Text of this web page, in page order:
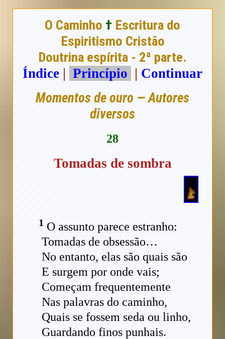
O Caminho † Escritura do
Espiritismo Cristão
Doutrina espírita - 2ª parte.
Índice | Princípio | Continuar
Momentos de ouro — Autores
diversos
28
Tomadas de sombra
1 O assunto parece estranho:
Tomadas de obsessão…
No entanto, elas são quais são
E surgem por onde vais;
Começam frequentemente
Nas palavras do caminho,
Quais se fossem seda ou linho,
Guardando finos punhais.